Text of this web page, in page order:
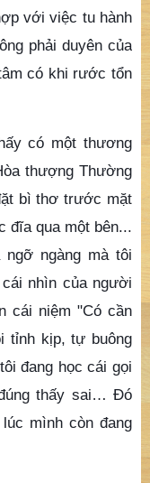
với việc tu hành
phải duyên của
có khi rước tổn
có một thương
thượng Thường
bì thơ trước mặt
đĩa qua một bên...
ngàng mà tôi
nhìn của người
cái niệm "Có cần
tỉnh kịp, tự buông
đang học cái gọi
thấy sai… Đó
mình còn đang